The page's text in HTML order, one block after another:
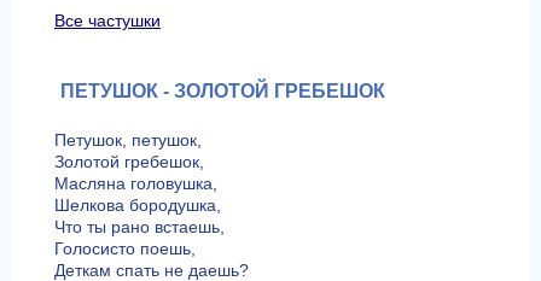
Все частушки
ПЕТУШОК - ЗОЛОТОЙ ГРЕБЕШОК
Петушок, петушок,
Золотой гребешок,
Масляна головушка,
Шелкова бородушка,
Что ты рано встаешь,
Голосисто поешь,
Деткам спать не даешь?